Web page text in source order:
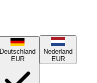
Deutschland
EUR
Nederland
EUR